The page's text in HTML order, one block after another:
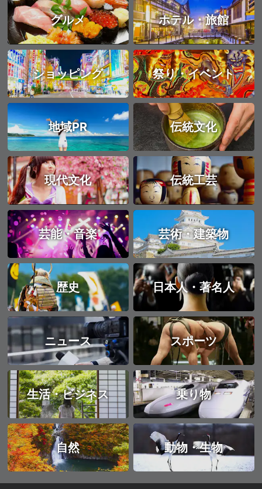
グルメ ホテル・旅館
ショッピング 祭り・イベント
地域PR 伝統文化
現代文化 伝統工芸
芸能・音楽 芸術・建築物
歴史 日本人・著名人
ニュース スポーツ
生活・ビジネス 乗り物
自然 動物・生物